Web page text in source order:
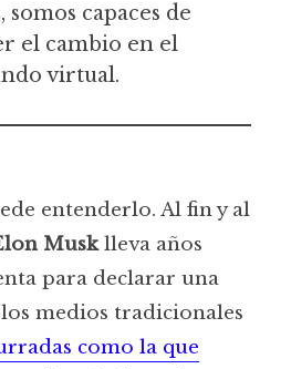
somos capaces de
el cambio en el
virtual.
entenderlo. Al fin y al
Musklleva años
para declarar una
medios tradicionales
como la que